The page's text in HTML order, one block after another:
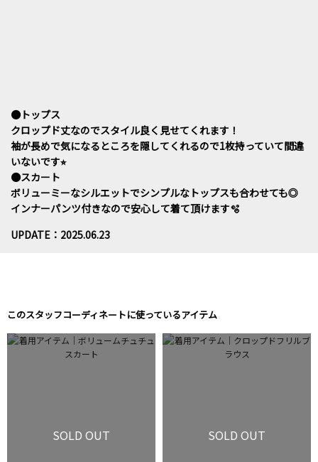
●トップス
クロップド丈なのでスタイル良く見せてくれます！
袖が長めで気になるところを隠してくれるので1枚持っていて間違
いないです⭐︎
●スカート
ボリューミーなシルエットでシンプルなトップスも合わせても◎
インナーパンツ付きなので安心して着て頂けます🫧
UPDATE：2025.06.23
このスタッフコーディネートに使っているアイテム
SOLD OUT SOLD OUT